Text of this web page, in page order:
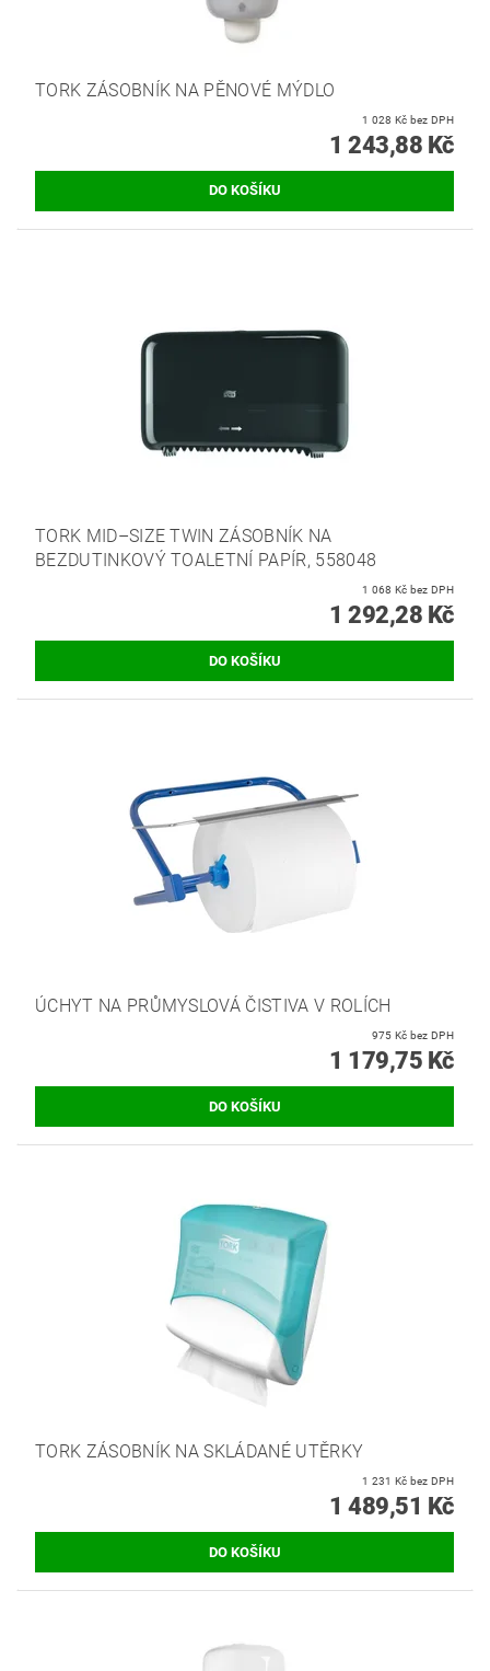
TORK ZÁSOBNÍK NA PĚNOVÉ MÝDLO
1 028 Kč bez DPH
1 243,88 Kč
TORK MID–SIZE TWIN ZÁSOBNÍK NA
BEZDUTINKOVÝ TOALETNÍ PAPÍR, 558048
1 068 Kč bez DPH
1 292,28 Kč
ÚCHYT NA PRŮMYSLOVÁ ČISTIVA V ROLÍCH
975 Kč bez DPH
1 179,75 Kč
TORK ZÁSOBNÍK NA SKLÁDANÉ UTĚRKY
1 231 Kč bez DPH
1 489,51 Kč